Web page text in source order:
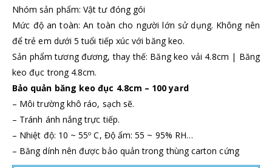
Nhóm sản phẩm: Vật tư đóng gói
Mức độ an toàn: An toàn cho người lớn sử dụng. Không nên
để trẻ em dưới 5 tuổi tiếp xúc với băng keo.
Sản phẩm tương đương, thay thế: Băng keo vải 4.8cm | Băng
keo đục trong 4.8cm.
Bảo quản băng keo đục 4.8cm – 100 yard
– Môi trường khô ráo, sạch sẽ.
– Tránh ánh nắng trực tiếp.
– Nhiệt độ: 10 ~ 55º C, Độ ẩm: 55 ~ 95% RH…
– Băng dính nên được bảo quản trong thùng carton cứng